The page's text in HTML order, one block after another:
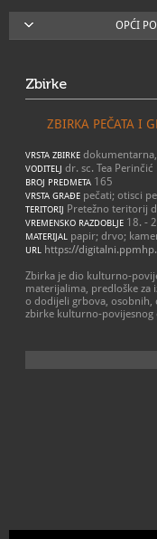
OPĆI
Zbirke
ZBIRKA PEČATA I
VRSTA ZBIRKE
VODITELJ dr. sc. Tea Perinčić
BROJ PREDMETA 165
VRSTA GRAĐE pečati; otisci
TERITORIJ Pretežno teritorij
VREMENSKO RAZDOBLJE 18. -
MATERIJAL papir; drvo;
URL https://
Zbirka je dio kulturno-
materijalima, predloške za
o dodijeli grbova, osobnih,
zbirke kulturno-povijesnog